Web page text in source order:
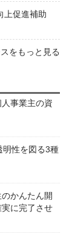
上促進補助
をもっと見る
事業主の資
明性を図る3種
かんたん開
に完了させ